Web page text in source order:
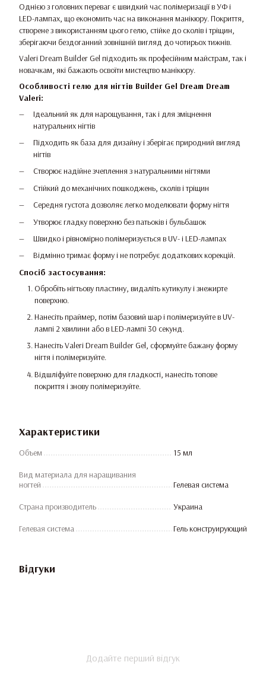
Однією з головних переваг є швидкий час полімеризації в УФ і
LED-лампах, що економить час на виконання манікюру. Покриття,
створене з використанням цього гелю, стійке до сколів і тріщин,
зберігаючи бездоганний зовнішній вигляд до чотирьох тижнів.
Valeri Dream Builder Gel підходить як професійним майстрам, так і
новачкам, які бажають освоїти мистецтво манікюру.
Особливості гелю для нігтів Builder Gel Dream Dream
Valeri:
Ідеальний як для нарощування, так і для зміцнення
натуральних нігтів
Підходить як база для дизайну і зберігає природний вигляд
нігтів
Створює надійне зчеплення з натуральними нігтями
Стійкий до механічних пошкоджень, сколів і тріщин
Середня густота дозволяє легко моделювати форму нігтя
Утворює гладку поверхню без патьоків і бульбашок
Швидко і рівномірно полімеризується в UV- і LED-лампах
Відмінно тримає форму і не потребує додаткових корекцій.
Спосіб застосування:
Обробіть нігтьову пластину, видаліть кутикулу і знежирте
поверхню.
Нанесіть праймер, потім базовий шар і полімеризуйте в UV-
лампі 2 хвилини або в LED-лампі 30 секунд.
Нанесіть Valeri Dream Builder Gel, сформуйте бажану форму
нігтя і полімеризуйте.
Відшліфуйте поверхню для гладкості, нанесіть топове
покриття і знову полімеризуйте.
Характеристики
Объем 15 мл
Вид материала для наращивания
ногтей
Гелевая система
Страна производитель Украина
Гелевая система Гель конструирующий
Відгуки
Додайте перший відгук